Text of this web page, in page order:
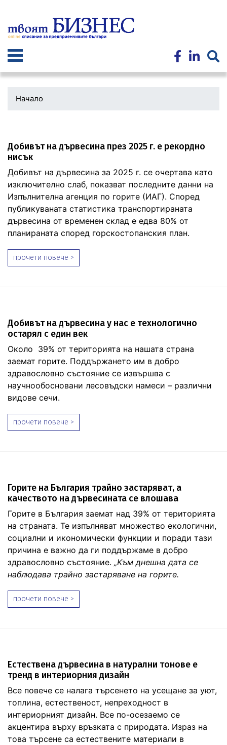
към
основното
Начало
Добивът на дървесина през 2025 г. е рекордно
нисък
Добивът на дървесина за 2025 г. се очертава като
изключително слаб, показват последните данни на
Изпълнителна агенция по горите (ИАГ). Според
публикуваната статистика транспортираната
дървесина от временен склад е едва 80% от
планираната според горскостопанския план.
прочети повече >
Добивът на дървесина у нас е технологично
остарял с един век
Около 39% от територията на нашата страна
заемат горите. Поддържането им в добро
здравословно състояние се извършва с
научнообосновани лесовъдски намеси – различни
видове сечи.
прочети повече >
Горите на България трайно застаряват, а
качеството на дървесината се влошава
Горите в България заемат над 39% от територията
на страната. Те изпълняват множество екологични,
социални и икономически функции и поради тази
причина е важно да ги поддържаме в добро
здравословно състояние. „Към днешна дата се
наблюдава трайно застаряване на горите.
прочети повече >
Естествена дървесина в натурални тонове е
тренд в интериорния дизайн
Все повече се налага търсенето на усещане за уют,
топлина, естественост, непреходност в
интериорният дизайн. Все по-осезаемо се
акцентира върху връзката с природата. Израз на
това търсене са естествените материали в